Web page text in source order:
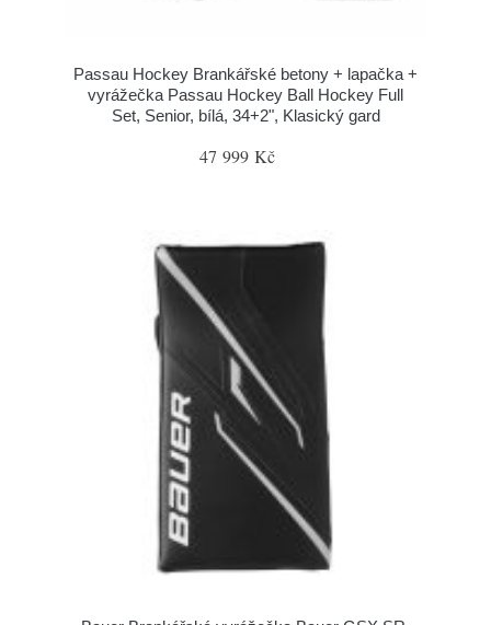
Passau Hockey Brankářské betony + lapačka +
vyrážečka Passau Hockey Ball Hockey Full
Set, Senior, bílá, 34+2", Klasický gard
47 999 Kč